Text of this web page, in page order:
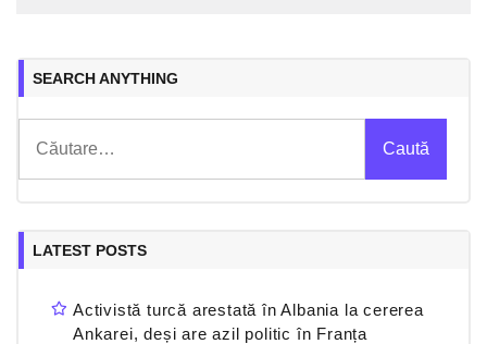
SEARCH ANYTHING
după:
LATEST POSTS
Activistă turcă arestată în Albania la cererea
Ankarei, deși are azil politic în Franța